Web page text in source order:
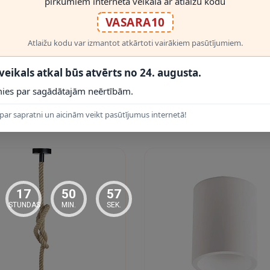
gaismas stara leņķi un draivera prasības.
RĀDĪT VAIRĀK
VASARA10
Atlaižu kodu var izmantot atkārtoti vairākiem pasūtījumiem.
atkal būs atvērts no 24. augusta.
par sagādātajām neērtībām.
sapratni un aicinām veikt pasūtījumus internetā!
17
STUNDAS
50
MIN.
56
SEK.